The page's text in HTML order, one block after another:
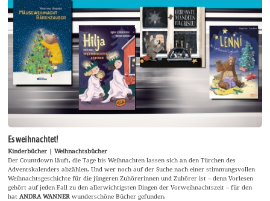
Es weihnachtet!
Kinderbücher | Weihnachtsbücher
Der Countdown läuft, die Tage bis Weihnachten lassen sich an den Türchen des
Adventskalenders abzählen. Und wer noch auf der Suche nach einer stimmungsvollen
Weihnachtsgeschichte für die jüngeren Zuhörerinnen und Zuhörer ist – denn Vorlesen
gehört auf jeden Fall zu den allerwichtigsten Dingen der Vorweihnachtszeit – für den
hat ANDRA WANNERwunderschöne Bücher gefunden.